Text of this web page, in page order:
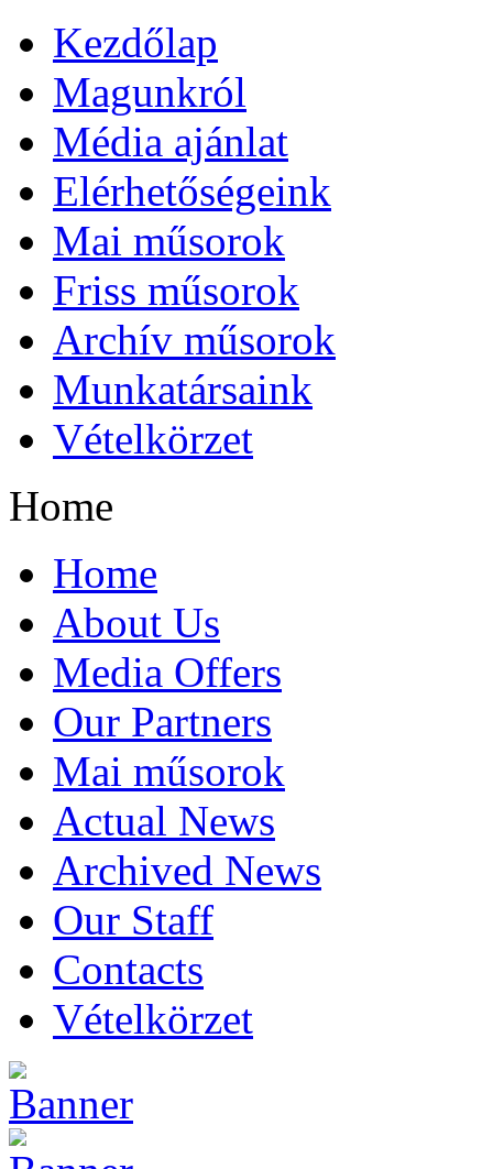
Kezdőlap
Magunkról
Média ajánlat
Elérhetőségeink
Mai műsorok
Friss műsorok
Archív műsorok
Munkatársaink
Vételkörzet
Home
Home
About Us
Media Offers
Our Partners
Mai műsorok
Actual News
Archived News
Our Staff
Contacts
Vételkörzet